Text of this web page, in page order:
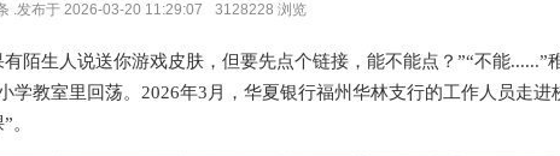
.发布于 2026-03-20 11:29:07 3128228 浏览
有陌生人说送你游戏皮肤，但要先点个链接，能不能点？”“不能......”
学教室里回荡。2026年3月，华夏银行福州华林支行的工作人员走进
。